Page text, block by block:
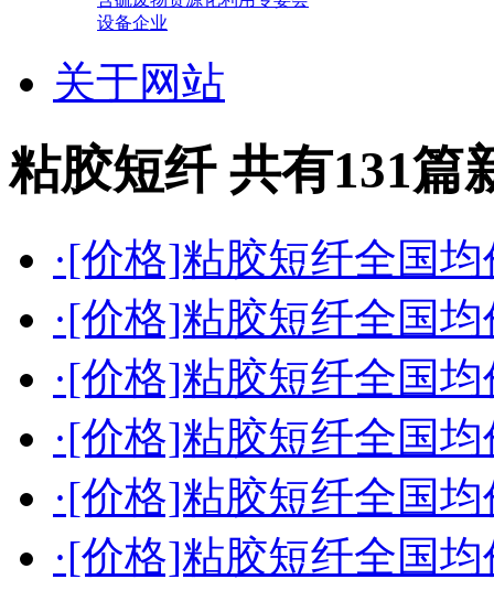
设备企业
关于网站
粘胶短纤 共有131篇
·[价格]粘胶短纤全国
·[价格]粘胶短纤全国
·[价格]粘胶短纤全国
·[价格]粘胶短纤全国
·[价格]粘胶短纤全国
·[价格]粘胶短纤全国